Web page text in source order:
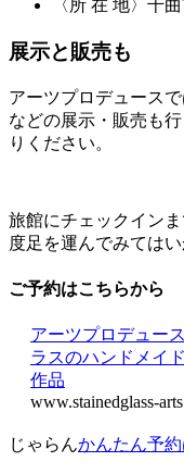
〈所 在 地〉千
展示と販売も
アーツプロデュース
などの展示・販売も
りください。
旅館にチェックイン
度足を運んでみてはい
ご予約はこちらから
アーツプロデュー
ラスのハンドメイ
作品
www.stainedglass-
じゃらんかんたん予